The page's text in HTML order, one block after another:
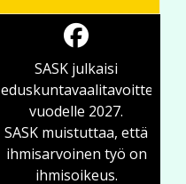
SASK julkaisi
eduskuntavaalitavoitteensa
vuodelle 2027.
SASK muistuttaa, että
ihmisarvoinen työ on
ihmisoikeus.